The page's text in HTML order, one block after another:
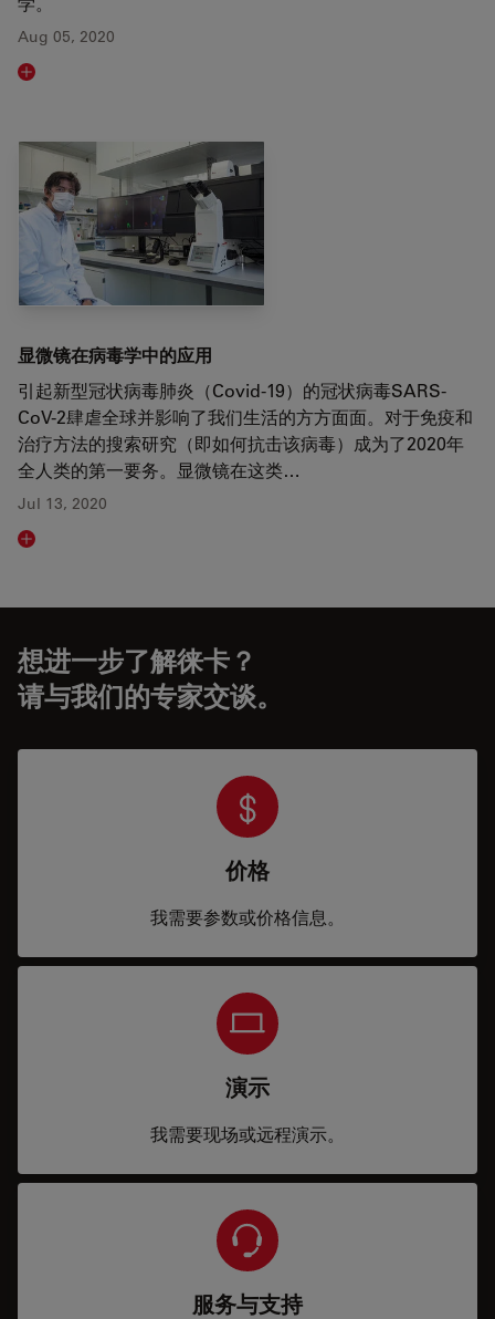
Aug 05, 2020
Read article
显微镜在病毒学中的应用
引起新型冠状病毒肺炎（Covid-19）的冠状病毒SARS-
CoV-2肆虐全球并影响了我们生活的方方面面。对于免疫和
治疗方法的搜索研究（即如何抗击该病毒）成为了2020年
全人类的第一要务。显微镜在这类…
Jul 13, 2020
Read article
想进一步了解徕卡？
请与我们的专家交谈。
价格
我需要参数或价格信息。
演示
我需要现场或远程演示。
服务与支持